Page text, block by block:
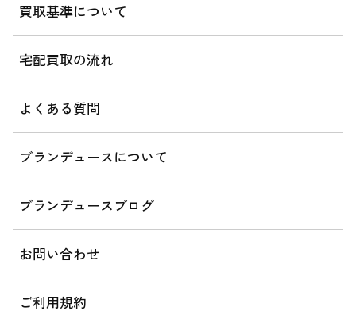
買取基準について
宅配買取の流れ
よくある質問
ブランデュースについて
ブランデュースブログ
お問い合わせ
ご利用規約